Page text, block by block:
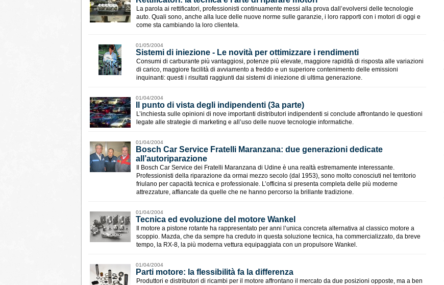
La parola ai rettificatori, professionisti continuamente messi alla prova dall’evolversi delle tecnologie
auto. Quali sono, anche alla luce delle nuove norme sulle garanzie, i loro rapporti con i motori di oggi e
come sta cambiando la loro clientela.
01/05/2004
Sistemi di iniezione - Le novità per ottimizzare i rendimenti
Consumi di carburante più vantaggiosi, potenze più elevate, maggiore rapidità di risposta alle variazioni
di carico, maggiore facilità di avviamento a freddo e un superiore contenimento delle emissioni
inquinanti: questi i risultati raggiunti dai sistemi di iniezione di ultima generazione.
01/04/2004
Il punto di vista degli indipendenti (3a parte)
L’inchiesta sulle opinioni di nove importanti distributori indipendenti si conclude affrontando le questioni
legate alle strategie di marketing e all’uso delle nuove tecnologie informatiche.
01/04/2004
Bosch Car Service Fratelli Maranzana: due generazioni dedicate
all’autoriparazione
Il Bosch Car Service dei Fratelli Maranzana di Udine è una realtà estremamente interessante.
Professionisti della riparazione da ormai mezzo secolo (dal 1953), sono molto conosciuti nel territorio
friulano per capacità tecnica e professionale. L’officina si presenta completa delle più moderne
attrezzature, affiancate da quelle che ne hanno percorso la brillante tradizione.
01/04/2004
Tecnica ed evoluzione del motore Wankel
Il motore a pistone rotante ha rappresentato per anni l’unica concreta alternativa al classico motore a
scoppio. Mazda, che da sempre ha creduto in questa soluzione tecnica, ha commercializzato, da breve
tempo, la RX-8, la più moderna vettura equipaggiata con un propulsore Wankel.
01/04/2004
Parti motore: la flessibilità fa la differenza
Produttori e distributori di ricambi per il motore affrontano il mercato da due posizioni opposte, ma a ben